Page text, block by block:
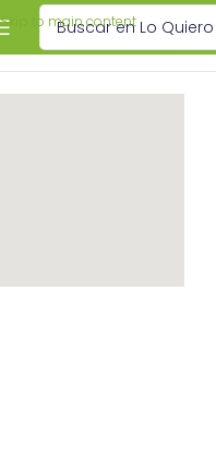
Skip to main content